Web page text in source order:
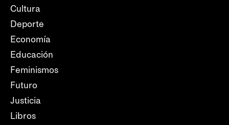
Cultura
Deporte
Economía
Educación
Feminismos
Futuro
Justicia
Libros